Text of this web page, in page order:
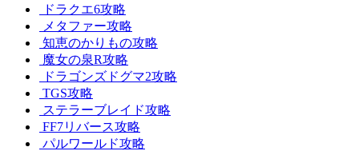
ドラクエ6攻略
メタファー攻略
知恵のかりもの攻略
魔女の泉R攻略
ドラゴンズドグマ2攻略
TGS攻略
ステラーブレイド攻略
FF7リバース攻略
パルワールド攻略